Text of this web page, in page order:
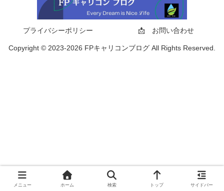
プライバシーポリシー 📩 お問い合わせ
Copyright © 2023-2026 FPキャリコンブログ All Rights Reserved.
メニュー ホーム 検索 トップ サイドバー